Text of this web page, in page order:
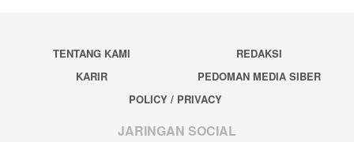
TENTANG KAMI
REDAKSI
KARIR
PEDOMAN MEDIA SIBER
POLICY / PRIVACY
JARINGAN SOCIAL